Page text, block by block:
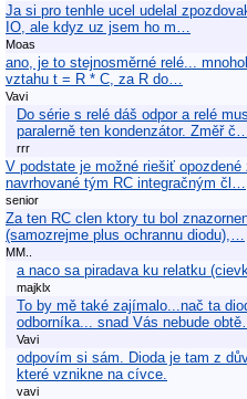
Ja si pro tenhle ucel udelal
IO, ale kdyz uz jsem ho m…
Moas
ano, je to stejnosměrné relé...
vztahu t = R * C, za R do…
Vavi
Do série s relé dáš odpor a relé
paralerně ten kondenzátor. Změř č…
rrr
V podstate je možné riešiť
navrhované tým RC integračným čl…
senior
Za ten RC clen ktory tu bol
(samozrejme plus ochrannu diodu),…
MM..
a naco sa piradava ku relatku
majklx
To by mě také zajímalo...nač ta
odborníka... snad Vás nebude obtě…
Vavi
odpovím si sám. Dioda je tam z
které vznikne na cívce.
vavi